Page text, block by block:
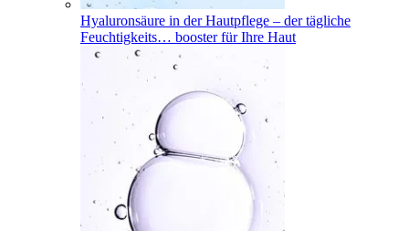
Hyaluronsäure in der Hautpflege – der tägliche
Feuchtigkeits… booster für Ihre Haut